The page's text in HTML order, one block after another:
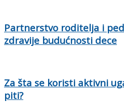
Partnerstvo roditelja i
zdravije budućnosti dece
Za šta se koristi aktivni
piti?